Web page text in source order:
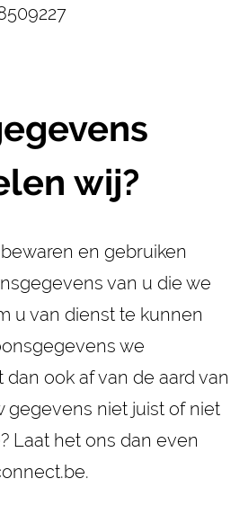
wij?
en gebruiken
van u die we
u van dienst te kunnen
we
ook af van de aard van
gegevens niet juist of niet
Laat het ons dan even